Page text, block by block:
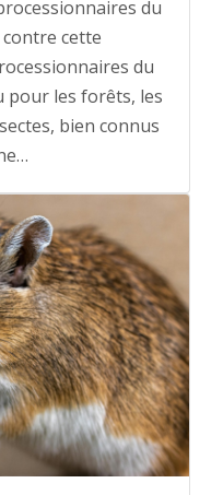
du
cette
du
pour les forêts, les
bien connus